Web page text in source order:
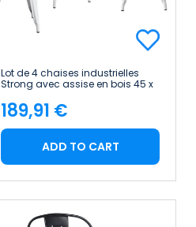
Lot de 4 chaises industrielles
Strong avec assise en bois 45 x
Price
189,91 €
ADD TO CART